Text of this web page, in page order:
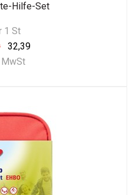
Hilfe-Set
1 St
32,39
MwSt